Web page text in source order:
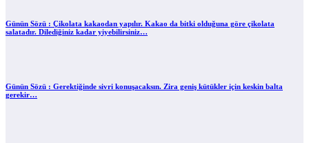
Günün Sözü : Çikolata kakaodan yapılır. Kakao da bitki olduğuna göre çikolata
salatadır. Dilediğiniz kadar yiyebilirsiniz…
Günün Sözü : Gerektiğinde sivri konuşacaksın. Zira geniş kütükler için keskin balta
gerekir…